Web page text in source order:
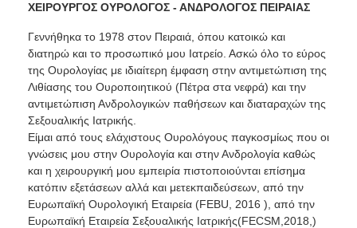
ΧΕΙΡΟΥΡΓΟΣ ΟΥΡΟΛΟΓΟΣ - ΑΝΔΡΟΛΟΓΟΣ ΠΕΙΡΑΙΑΣ
Γεννήθηκα το 1978 στον Πειραιά, όπου κατοικώ και
διατηρώ και το προσωπικό μου Ιατρείο. Ασκώ όλο το εύρος
της Ουρολογίας με ιδιαίτερη έμφαση στην αντιμετώπιση της
Λιθίασης του Ουροποιητικού (Πέτρα στα νεφρά) και την
αντιμετώπιση Ανδρολογικών παθήσεων και διαταραχών της
Σεξουαλικής Ιατρικής.
Είμαι από τους ελάχιστους Ουρολόγους παγκοσμίως που οι
γνώσεις μου στην Ουρολογία και στην Ανδρολογία καθώς
και η χειρουργική μου εμπειρία πιστοποιούνται επίσημα
κατόπιν εξετάσεων αλλά και μετεκπαιδεύσεων, από την
Ευρωπαϊκή Ουρολογική Εταιρεία (FEBU, 2016 ), από την
Ευρωπαϊκή Εταιρεία Σεξουαλικής Ιατρικής(FECSM,2018,)